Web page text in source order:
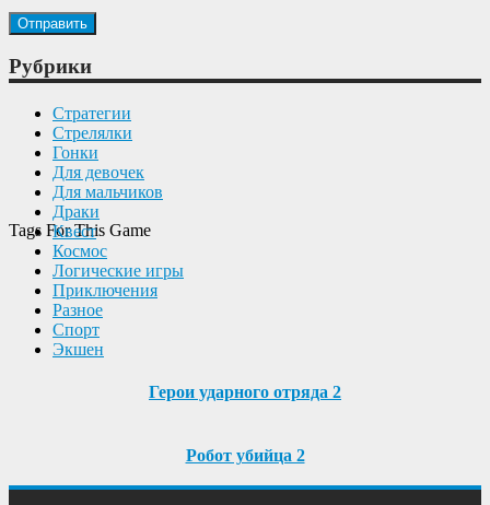
Tags For This Game
Рубрики
Cтратегии
Cтрелялки
Гонки
Для девочек
Для мальчиков
Драки
Квест
Космос
Логические игры
Приключения
Разное
Спорт
Экшен
Герои ударного отряда 2
Робот убийца 2